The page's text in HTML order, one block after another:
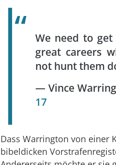
We need to
great careers
not hunt them
— Vince
17
Dass Warrington von einer
bibeldicken